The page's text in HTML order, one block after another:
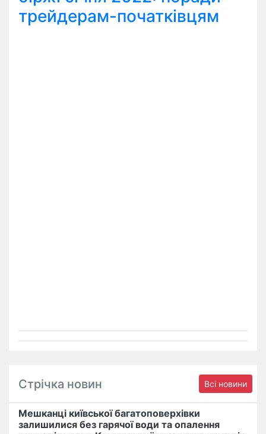
трейдерам-початківцям
Стрічка новин Всі новини
Мешканці київської багатоповерхівки
залишилися без гарячої води та опалення